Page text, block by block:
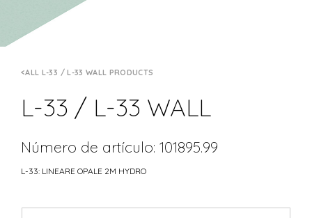
ALL L-33 / L-33 WALL PRODUCTS
L-33 / L-33 WALL
Número de artículo: 101895.99
L-33: LINEARE OPALE 2M HYDRO